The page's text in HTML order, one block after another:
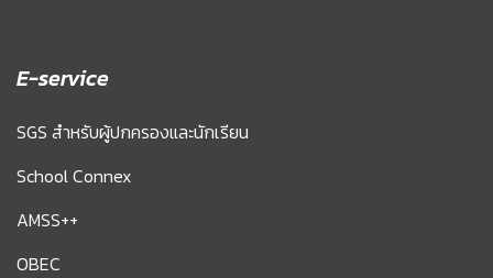
E-service
SGS สำหรับผู้ปกครองและนักเรียน
School Connex
AMSS++
OBEC